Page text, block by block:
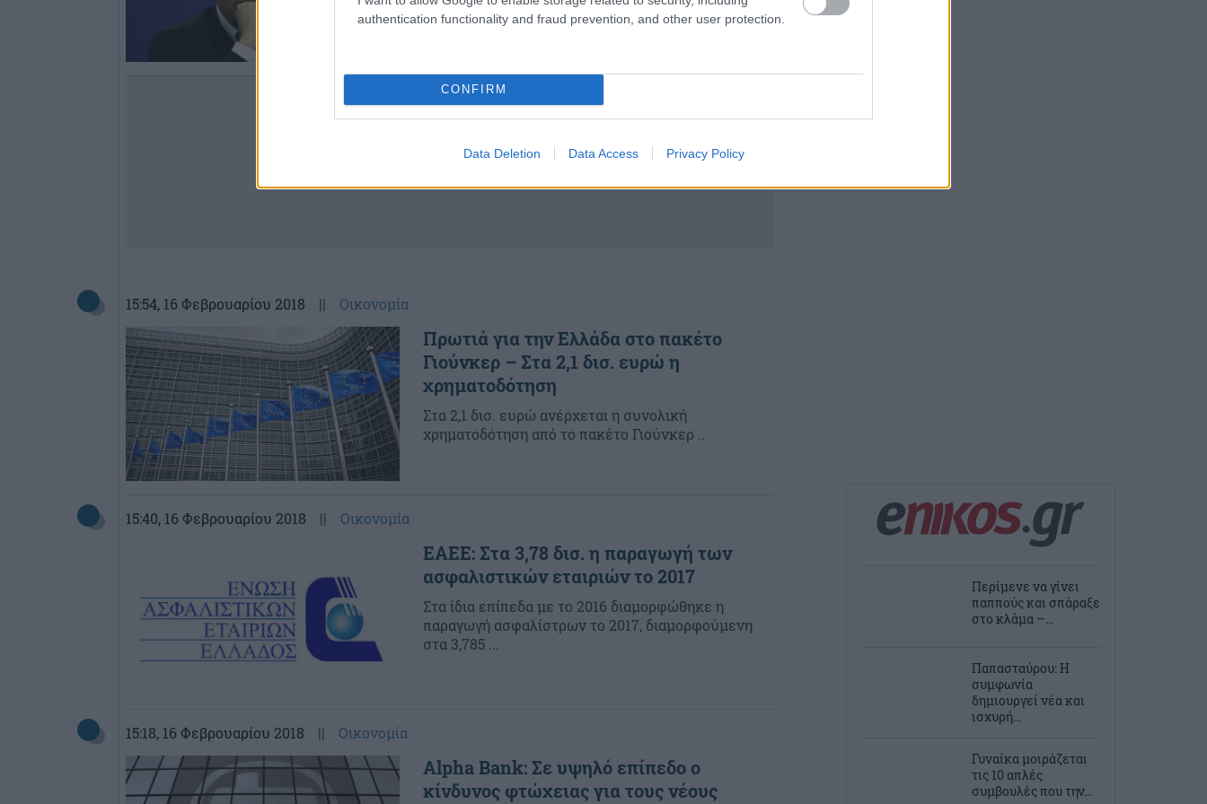
authentication functionality and fraud prevention, and other user protection.
CONFIRM
Data Deletion Data Access Privacy Policy
ενέκρινε την 20η επιχορήγηση συνολικού ποσού
15:54, 16 Φεβρουαρίου 2018 || Οικονομία
Πρωτιά για την Ελλάδα στο πακέτο
Γιούνκερ – Στα 2,1 δισ. ευρώ η
χρηματοδότηση
Στα 2,1 δισ. ευρώ ανέρχεται η συνολική
χρηματοδότηση από το πακέτο Γιούνκερ ..
15:40, 16 Φεβρουαρίου 2018 || Οικονομία
ΕΑΕΕ: Στα 3,78 δισ. η παραγωγή των
ασφαλιστικών εταιριών το 2017
Στα ίδια επίπεδα με το 2016 διαμορφώθηκε η
παραγωγή ασφαλίστρων το 2017, διαμορφούμενη
στα 3,785 ...
15:18, 16 Φεβρουαρίου 2018 || Οικονομία
Αlpha Bank: Σε υψηλό επίπεδο ο
κίνδυνος φτώχειας για τους νέους
Περίμενε να γίνει
παππούς και σπάραξε
στο κλάμα –...
Παπασταύρου: Η
συμφωνία
δημιουργεί νέα και
ισχυρή...
Γυναίκα μοιράζεται
τις 10 απλές
συμβουλές που την...